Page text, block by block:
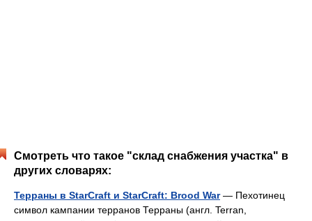
Смотреть что такое "склад снабжения участка" в
других словарях:
Терраны в StarCraft и StarCraft: Brood War— Пехотинец
символ кампании терранов Терраны (англ. Terran,